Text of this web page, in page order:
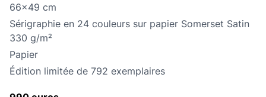
Dimensions
66x49 cm
Technique
Sérigraphie en 24 couleurs sur papier Somerset Satin
330 g/m²
Technique
Papier
édition limitée
Édition limitée de 792 exemplaires